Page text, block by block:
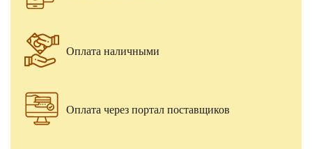
Оплата наличными
Оплата через портал поставщиков